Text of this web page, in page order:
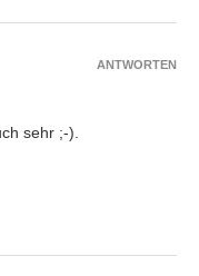
sehr ;-).
ANTWORTEN